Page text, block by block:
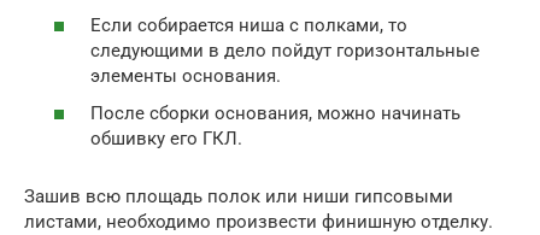
Если собирается ниша с полками, то
следующими в дело пойдут горизонтальные
элементы основания.
После сборки основания, можно начинать
обшивку его ГКЛ.
Зашив всю площадь полок или ниши гипсовыми
листами, необходимо произвести финишную отделку.